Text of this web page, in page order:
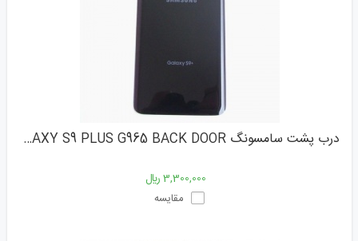
درب پشت سامسونگ SAMSUNG GALAXY S9 PLUS G965 BACK DOOR
3,300,000 ﷼
مقایسه